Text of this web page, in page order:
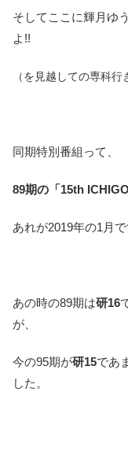
そしてここに輝月ゆ
よ!!
（を見越しての専科行
同期特別番組って、
89期の「15th
あれが2019年の1月
あの時の89期は研16
が、
今の95期が研15であ
した。